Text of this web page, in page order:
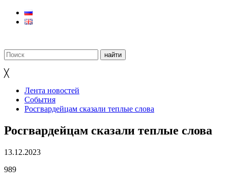
╳
Лента новостей
События
Росгвардейцам сказали теплые слова
Росгвардейцам сказали теплые слова
13.12.2023
989